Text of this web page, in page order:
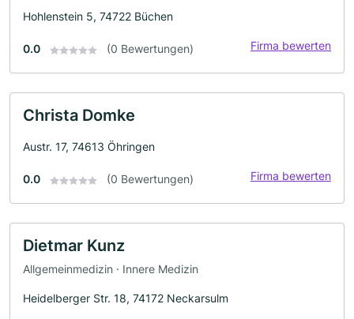
Hohlenstein 5, 74722 Büchen
0.0 (0 Bewertungen) Firma bewerten
Christa Domke
Austr. 17, 74613 Öhringen
0.0 (0 Bewertungen) Firma bewerten
Dietmar Kunz
Allgemeinmedizin · Innere Medizin
Heidelberger Str. 18, 74172 Neckarsulm